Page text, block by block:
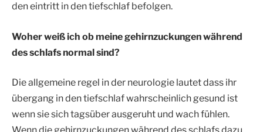
den eintritt in den tiefschlaf befolgen.
Woher weiß ich ob meine gehirnzuckungen während
des schlafs normal sind?
Die allgemeine regel in der neurologie lautet dass ihr
übergang in den tiefschlaf wahrscheinlich gesund ist
wenn sie sich tagsüber ausgeruht und wach fühlen.